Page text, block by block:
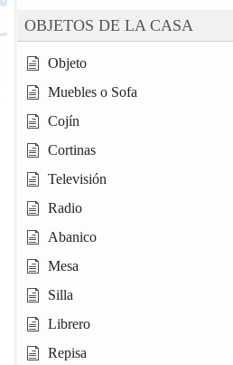
OBJETOS DE LA CASA
Objeto
Muebles o Sofa
Cojín
Cortinas
Televisión
Radio
Abanico
Mesa
Silla
Librero
Repisa